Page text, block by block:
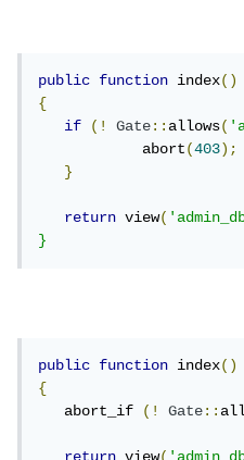
public function index()
{
if
(! Gate::allows(
            abort
(403);
}
return view(
}
public function index()
{
   abort_if
(! Gate::